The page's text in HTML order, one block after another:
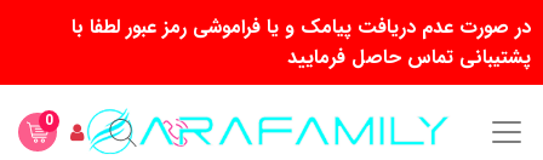
در صورت عدم دریافت پیامک و یا فراموشی رمز عبور لطفا با
پشتیبانی تماس حاصل فرمایید
0